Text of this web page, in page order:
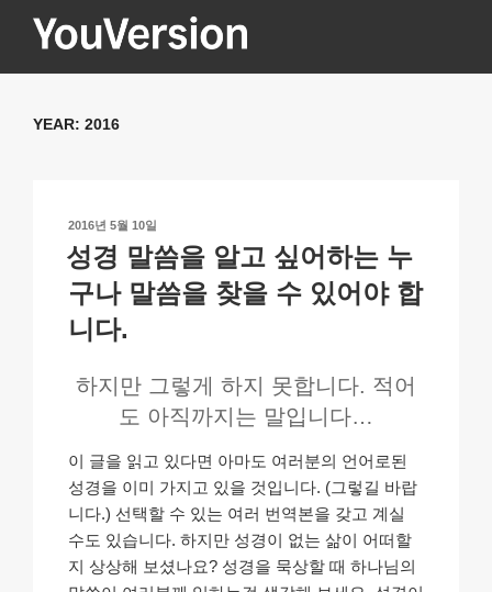
YOUVERSION
YEAR: 2016
작
성
일
자
2016년 5월 10일
성경 말씀을 알고 싶어하는 누
구나 말씀을 찾을 수 있어야 합
니다.
하지만 그렇게 하지 못합니다. 적어
도 아직까지는 말입니다…
이 글을 읽고 있다면 아마도 여러분의 언어로된
성경을 이미 가지고 있을 것입니다. (그렇길 바랍
니다.) 선택할 수 있는 여러 번역본을 갖고 계실
수도 있습니다. 하지만 성경이 없는 삶이 어떠할
지 상상해 보셨나요? 성경을 묵상할 때 하나님의